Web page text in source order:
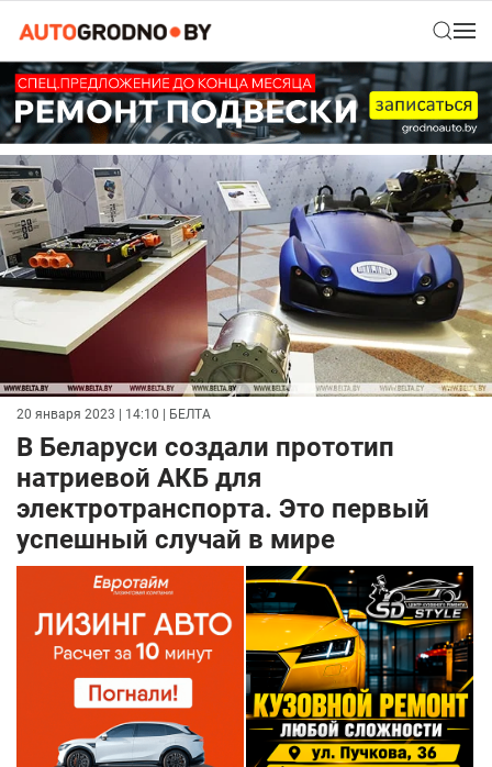
20 января 2023 | 14:10 | БЕЛТА
В Беларуси создали прототип
натриевой АКБ для
электротранспорта. Это первый
успешный случай в мире